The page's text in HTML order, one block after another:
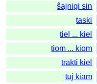
ŝajnigi sin
taski
tiel ... kiel
tiom ... kiom
trakti kiel
tuj kiam